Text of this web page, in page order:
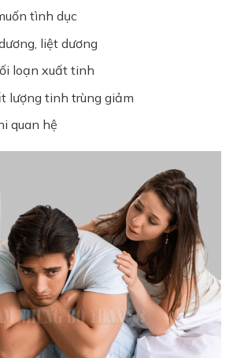
tình dục
liệt dương
loạn xuất tinh
lượng tinh trùng giảm
quan hệ